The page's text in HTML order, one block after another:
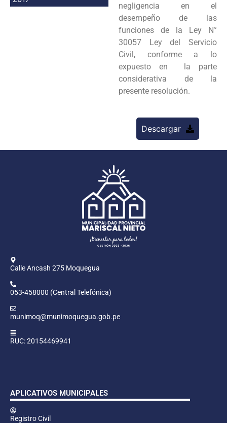
negligencia en el
desempeño de las
funciones de la Ley N°
30057 Ley del Servicio
Civil, conforme a lo
expuesto en la parte
considerativa de la
presente resolución.
Descargar
Calle Ancash 275 Moquegua
053-458000 (Central Telefónica)
munimoq@munimoquegua.gob.pe
RUC: 20154469941
APLICATIVOS MUNICIPALES
Registro Civil